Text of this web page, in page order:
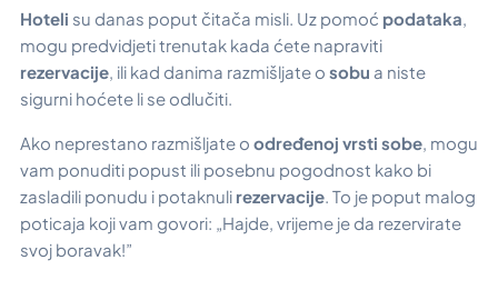
Hoteli su danas poput čitača misli. Uz pomoć podataka
mogu predvidjeti trenutak kada ćete napraviti
rezervacije , ili kad danima razmišljate o sobu a niste
sigurni hoćete li se odlučiti.
Ako neprestano razmišljate o određenoj vrsti sobe, mogu
vam ponuditi popust ili posebnu pogodnost kako bi
zasladili ponudu i potaknuli rezervacije. To je poput malog
poticaja koji vam govori: „Hajde, vrijeme je da rezervirate
svoj boravak!”